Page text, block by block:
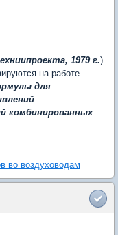
1979 г.)
на работе
для
комбинированных
во воздуховодам